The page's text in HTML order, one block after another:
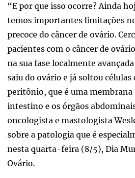
“E por que isso ocorre? Ainda
temos importantes limitações
precoce do câncer de ovário.
pacientes com o câncer de
na sua fase localmente
saiu do ovário e já soltou
peritônio, que é uma membrana
intestino e os órgãos
oncologista e mastologista
sobre a patologia que é
nesta quarta-feira (8/5), Dia
Ovário.